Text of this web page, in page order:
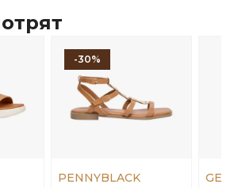
-30%
PENNYBLACK